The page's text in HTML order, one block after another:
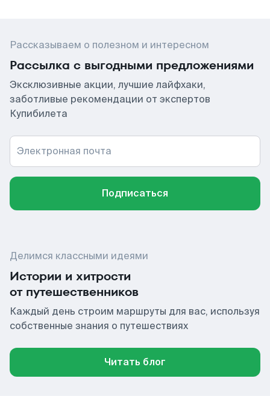
Рассказываем о полезном и интересном
Рассылка с выгодными предложениями
Эксклюзивные акции, лучшие лайфхаки,
заботливые рекомендации от экспертов
Купибилета
Электронная почта
Подписаться
Делимся классными идеями
Истории и хитрости
от путешественников
Каждый день строим маршруты для вас, используя
собственные знания о путешествиях
Читать блог